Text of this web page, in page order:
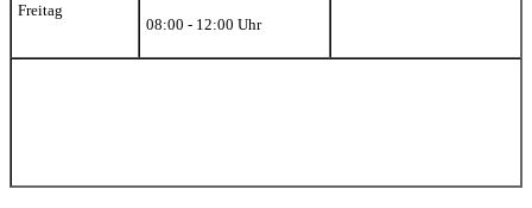
Freitag
08:00 - 12:00 Uhr